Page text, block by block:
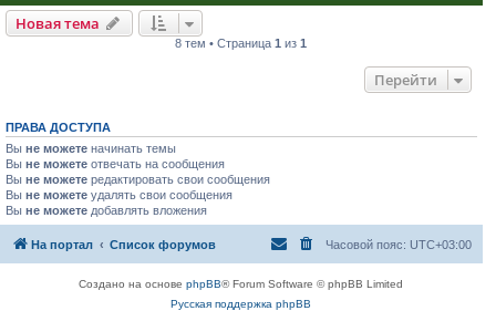
Новая тема
8 тем • Страница1 из1
Перейти
ПРАВА ДОСТУПА
Вы не можете начинать темы
Вы не можете отвечать на сообщения
Вы не можете редактировать свои сообщения
Вы не можете удалять свои сообщения
Вы не можете добавлять вложения
На портал Список форумов Часовой пояс: UTC+03:00
Создано на основеphpBB® Forum Software © phpBB Limited
Русская поддержка phpBB